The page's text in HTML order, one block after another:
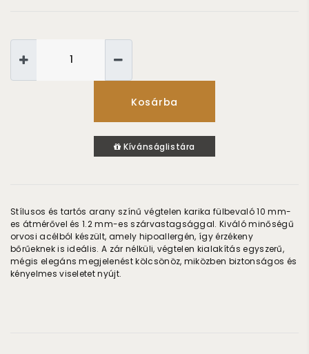
Kosárba
Kívánságlistára
Stílusos és tartós arany színű végtelen karika fülbevaló 10 mm-
es átmérővel és 1.2 mm-es szárvastagsággal. Kiváló minőségű
orvosi acélból készült, amely hipoallergén, így érzékeny
bőrűeknek is ideális. A zár nélküli, végtelen kialakítás egyszerű,
mégis elegáns megjelenést kölcsönöz, miközben biztonságos és
kényelmes viseletet nyújt.